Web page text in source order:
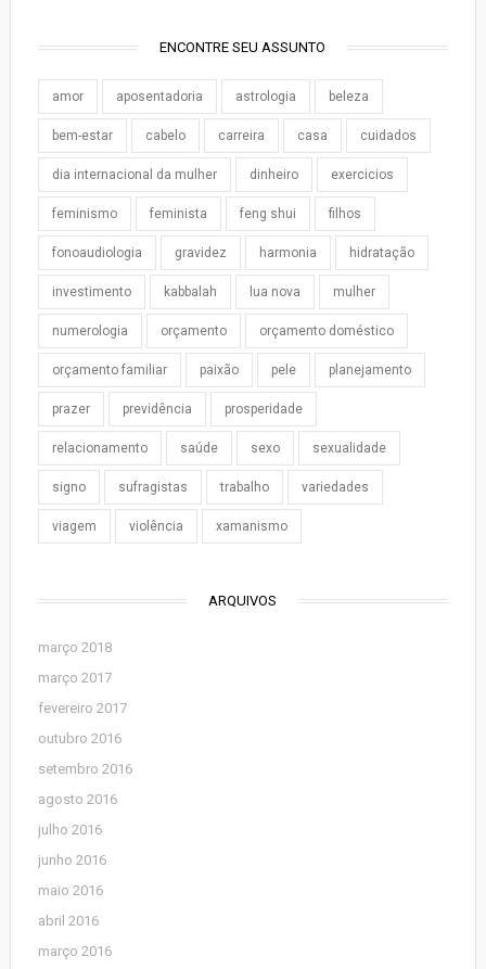
ENCONTRE SEU ASSUNTO
amor aposentadoria astrologia beleza
bem-estar cabelo carreira casa cuidados
dia internacional da mulher dinheiro exercicios
feminismo feminista feng shui filhos
fonoaudiologia gravidez harmonia hidratação
investimento kabbalah lua nova mulher
numerologia orçamento orçamento doméstico
orçamento familiar paixão pele planejamento
prazer previdência prosperidade
relacionamento saúde sexo sexualidade
signo sufragistas trabalho variedades
viagem violência xamanismo
ARQUIVOS
março 2018
março 2017
fevereiro 2017
outubro 2016
setembro 2016
agosto 2016
julho 2016
junho 2016
maio 2016
abril 2016
março 2016